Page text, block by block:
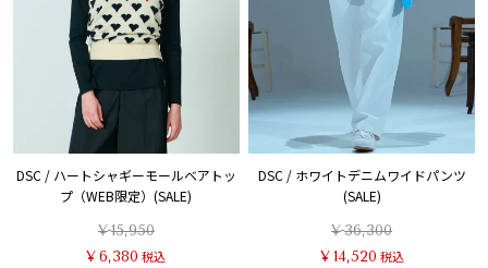
DSC / ハートシャギーモールベアトッ
プ（WEB限定）(SALE)
¥15,950
¥ 6,380 税込
DSC / ホワイトデニムワイドパンツ
(SALE)
¥36,300
¥ 14,520 税込